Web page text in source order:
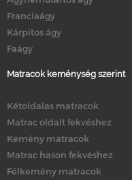
Franciaágy
Kárpitos ágy
Faágy
Matracok keménység szerint
Kétoldalas matracok
Matrac oldalt fekvéshez
Kemény matracok
Matrac hason fekvéshez
Félkemény matracok